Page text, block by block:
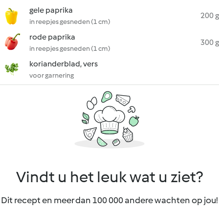
gele paprika
in reepjes gesneden (1 cm)
200 g
rode paprika
in reepjes gesneden (1 cm)
300 g
korianderblad, vers
voor garnering
Vindt u het leuk wat u ziet?
Dit recept en meer dan 100 000 andere wachten op jou!